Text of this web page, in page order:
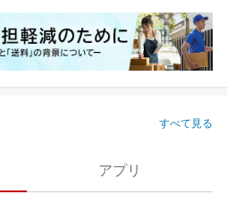
すべて見る
アプリ